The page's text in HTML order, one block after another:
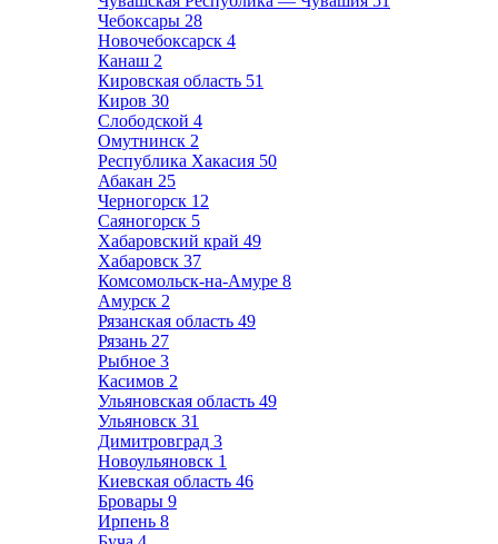
Чебоксары 28
Новочебоксарск 4
Канаш 2
Кировская область 51
Киров 30
Слободской 4
Омутнинск 2
Республика Хакасия 50
Абакан 25
Черногорск 12
Саяногорск 5
Хабаровский край 49
Хабаровск 37
Комсомольск-на-Амуре 8
Амурск 2
Рязанская область 49
Рязань 27
Рыбное 3
Касимов 2
Ульяновская область 49
Ульяновск 31
Димитровград 3
Новоульяновск 1
Киевская область 46
Бровары 9
Ирпень 8